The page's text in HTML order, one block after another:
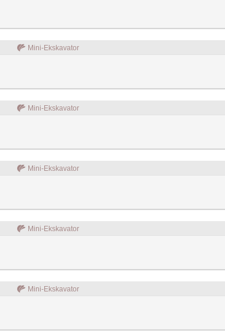
Mini-Ekskavator
Mini-Ekskavator
Mini-Ekskavator
Mini-Ekskavator
Mini-Ekskavator